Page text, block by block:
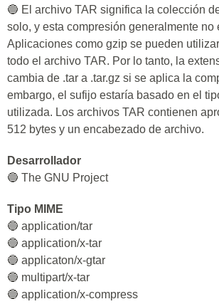
🔵 El archivo TAR significa la colección
solo, y esta compresión generalmente no
Aplicaciones como gzip se pueden
todo el archivo TAR. Por lo tanto, la
cambia de .tar a .tar.gz si se aplica la
embargo, el sufijo estaría basado en el
utilizada. Los archivos TAR contienen
512 bytes y un encabezado de archivo.
Desarrollador
🔵 The GNU Project
Tipo MIME
🔵 application/tar
🔵 application/x-tar
🔵 applicaton/x-gtar
🔵 multipart/x-tar
🔵 application/x-compress